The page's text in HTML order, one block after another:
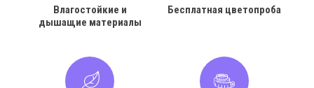
Влагостойкие и
дышащие материалы
Бесплатная цветопроба